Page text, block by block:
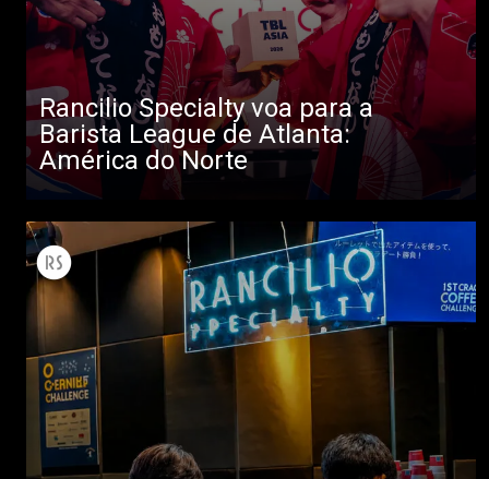
Rancilio Specialty voa para a
Barista League de Atlanta:
América do Norte
Todos
Produtos
Notícias